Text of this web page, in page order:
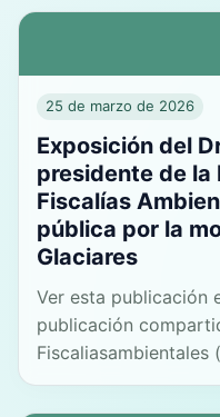
25 de marzo de 2026
Exposición del
presidente de la
Fiscalías
pública por la
Glaciares
Ver esta publicación
publicación
Fiscaliasambientales